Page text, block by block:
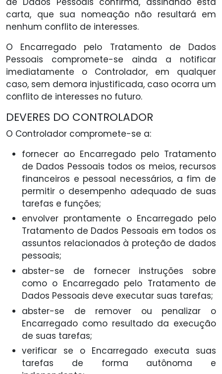
carta, que sua nomeação não resultará em
nenhum conflito de interesses.
O Encarregado pelo Tratamento de Dados
Pessoais compromete-se ainda a notificar
imediatamente o Controlador, em qualquer
caso, sem demora injustificada, caso ocorra um
conflito de interesses no futuro.
DEVERES DO CONTROLADOR
O Controlador compromete-se a:
fornecer ao Encarregado pelo Tratamento
de Dados Pessoais todos os meios, recursos
financeiros e pessoal necessários, a fim de
permitir o desempenho adequado de suas
tarefas e funções;
envolver prontamente o Encarregado pelo
Tratamento de Dados Pessoais em todos os
assuntos relacionados à proteção de dados
pessoais;
abster-se de fornecer instruções sobre
como o Encarregado pelo Tratamento de
Dados Pessoais deve executar suas tarefas;
abster-se de remover ou penalizar o
Encarregado como resultado da execução
de suas tarefas;
verificar se o Encarregado executa suas
tarefas de forma autônoma e